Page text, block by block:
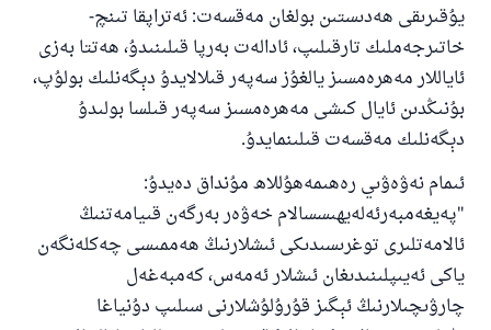
يۇقىرىقى ھەدىستىن بولغان مەقسەت: ئەتراپقا تىنچ-
خاتىرجەملىك تارقىلىپ، ئادالەت بەرپا قىلىنىدۇ، ھەتتا بەزى
ئاياللار مەھرەمسىز يالغۇز سەپەر قىلالايدۇ دېگەنلىك بولۇپ،
بۇنىڭدىن ئايال كىشى مەھرەمسىز سەپەر قىلسا بولىدۇ
دېگەنلىك مەقسەت قىلىنمايدۇ.
ئىمام نەۋەۋىي رەھىمەھۇللاھ مۇنداق دەيدۇ:
"پەيغەمبەرئەلەيھىسسالام خەۋەر بەرگەن قىيامەتنىڭ
ئالامەتلىرى توغرىسىدىكى ئىشلارنىڭ ھەممىسى چەكلەنگەن
ياكى ئەيىپلىنىدىغان ئىشلار ئەمەس، كەمبەغەل
چارۋىچىلارنىڭ ئېگىز قۇرۇلۇشلارنى سىلىپ دۇنياغا